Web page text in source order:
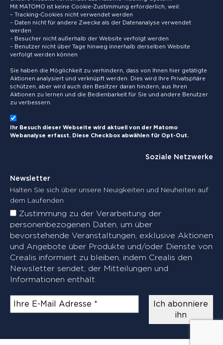
Mit MATOMO ist keine Cookie-Zustimmung erforderlich, weil:
– Tracking-Cookies nicht verwendet werden
– Daten nicht für andere Zwecke als der Datenanalyse verwendet
werden
– Besucher nicht außerhalb der Website verfolgt werden
– Benutzer nicht über Tage hinweg innerhalb derselben Website
verfolgt werden können
Sie haben die Möglichkeit zu verhindern, dass von Ihnen hier getätigte
Aktionen analysiert und verknüpft werden. Dies wird Ihre Privatsphäre
schützen, aber wird auch den Besitzer daran hindern, aus Ihren
Aktionen zu lernen und die Bedienbarkeit für Sie und andere Benutzer
zu verbessern.
Ihr Besuch dieser Webseite wird aktuell von der Matomo
Webanalyse erfasst. Diese Checkbox abwählen für Opt-Out.
Soziale Netzwerke
Newsletter
Halten Sie sich über unsere Neuigkeiten und Neuheiten auf
dem Laufenden
Zustimmung zu der Verarbeitung der
personenbezogenen Daten, um über
bevorstehende Veranstaltungen, exklusive Aktionen
und Angebote über Produkte und/oder Dienste von
Crealis informiert zu bleiben, indem Crealis den
Newsletter sendet, der Mitteilungen und
Informationen enthält.